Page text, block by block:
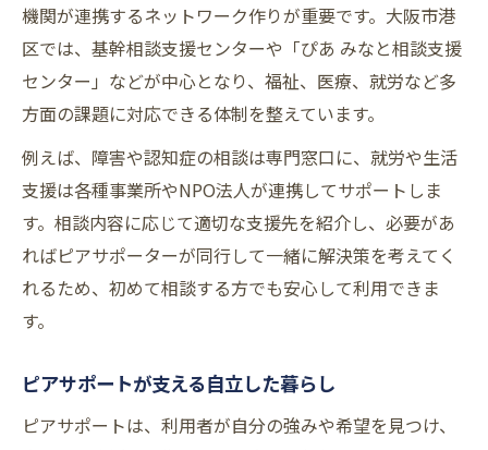
機関が連携するネットワーク作りが重要です。大阪市港
区では、基幹相談支援センターや「ぴあ みなと相談支援
センター」などが中心となり、福祉、医療、就労など多
方面の課題に対応できる体制を整えています。
例えば、障害や認知症の相談は専門窓口に、就労や生活
支援は各種事業所やNPO法人が連携してサポートしま
す。相談内容に応じて適切な支援先を紹介し、必要があ
ればピアサポーターが同行して一緒に解決策を考えてく
れるため、初めて相談する方でも安心して利用できま
す。
ピアサポートが支える自立した暮らし
ピアサポートは、利用者が自分の強みや希望を見つけ、